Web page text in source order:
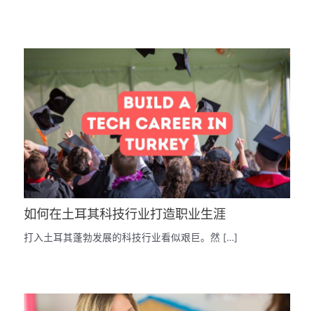
如何在土耳其科技行业打造职业生涯
打入土耳其蓬勃发展的科技行业看似艰巨。然 […]